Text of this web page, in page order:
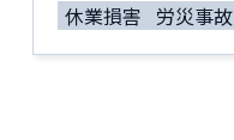
休業損害 労災事故